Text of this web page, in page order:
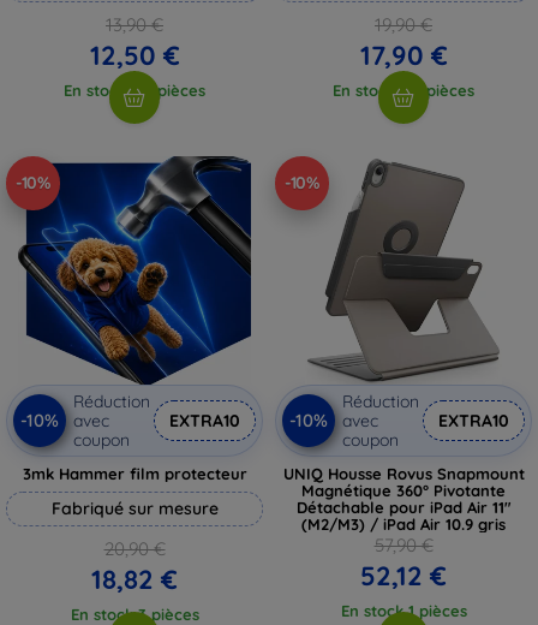
13,90 €
12,50 €
En stock > 5 pièces
19,90 €
17,90 €
En stock > 5 pièces
-10%
-10%
Réduction
avec
coupon
EXTRA10
3mk Hammer film protecteur
Fabriqué sur mesure
20,90 €
18,82 €
En stock 3 pièces
-10%
-10%
Réduction
avec
coupon
EXTRA10
UNIQ Housse Rovus Snapmount
Magnétique 360° Pivotante
Détachable pour iPad Air 11"
(M2/M3) / iPad Air 10.9 gris
57,90 €
52,12 €
En stock 1 pièces